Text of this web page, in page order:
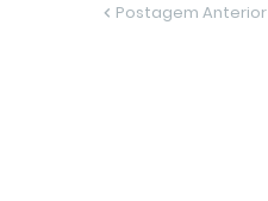
Postagem Anterior